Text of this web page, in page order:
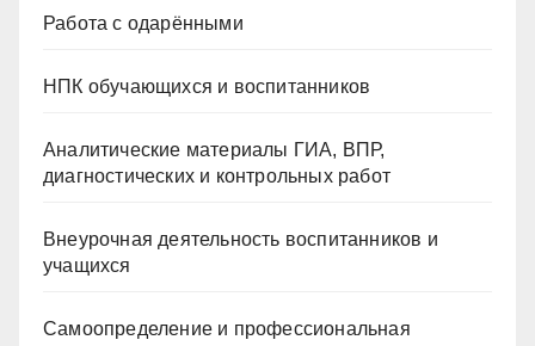
Работа с одарёнными
НПК обучающихся и воспитанников
Аналитические материалы ГИА, ВПР,
диагностических и контрольных работ
Внеурочная деятельность воспитанников и
учащихся
Самоопределение и профессиональная